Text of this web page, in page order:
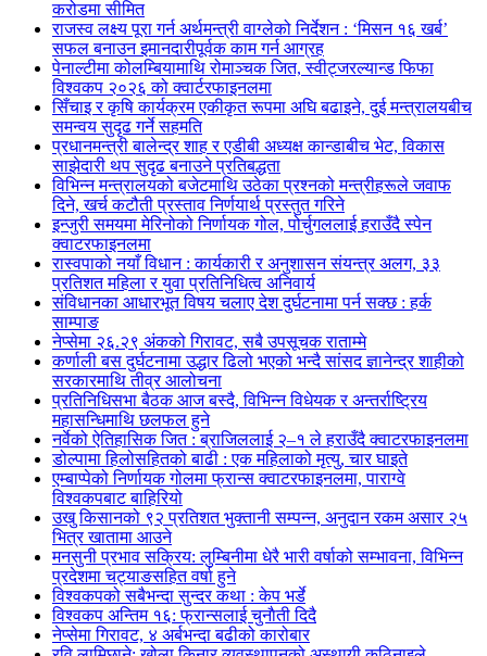
करोडमा सीमित
राजस्व लक्ष्य पूरा गर्न अर्थमन्त्री वाग्लेको निर्देशन : ‘मिसन १६ खर्ब’
सफल बनाउन इमानदारीपूर्वक काम गर्न आग्रह
पेनाल्टीमा कोलम्बियामाथि रोमाञ्चक जित, स्वीट्जरल्यान्ड फिफा
विश्वकप २०२६ को क्वार्टरफाइनलमा
सिँचाइ र कृषि कार्यक्रम एकीकृत रूपमा अघि बढाइने, दुई मन्त्रालयबीच
समन्वय सुदृढ गर्ने सहमति
प्रधानमन्त्री बालेन्द्र शाह र एडीबी अध्यक्ष कान्डाबीच भेट, विकास
साझेदारी थप सुदृढ बनाउने प्रतिबद्धता
विभिन्न मन्त्रालयको बजेटमाथि उठेका प्रश्नको मन्त्रीहरूले जवाफ
दिने, खर्च कटौती प्रस्ताव निर्णयार्थ प्रस्तुत गरिने
इन्जुरी समयमा मेरिनोको निर्णायक गोल, पोर्चुगललाई हराउँदै स्पेन
क्वाटरफाइनलमा
रास्वपाको नयाँ विधान : कार्यकारी र अनुशासन संयन्त्र अलग, ३३
प्रतिशत महिला र युवा प्रतिनिधित्व अनिवार्य
संविधानका आधारभूत विषय चलाए देश दुर्घटनामा पर्न सक्छ : हर्क
साम्पाङ
नेप्सेमा २६.२९ अंकको गिरावट, सबै उपसूचक राताम्मे
कर्णाली बस दुर्घटनामा उद्धार ढिलो भएको भन्दै सांसद ज्ञानेन्द्र शाहीको
सरकारमाथि तीव्र आलोचना
प्रतिनिधिसभा बैठक आज बस्दै, विभिन्न विधेयक र अन्तर्राष्ट्रिय
महासन्धिमाथि छलफल हुने
नर्वेको ऐतिहासिक जित : ब्राजिललाई २–१ ले हराउँदै क्वाटरफाइनलमा
डोल्पामा हिलोसहितको बाढी : एक महिलाको मृत्यु, चार घाइते
एम्बाप्पेको निर्णायक गोलमा फ्रान्स क्वाटरफाइनलमा, पाराग्वे
विश्वकपबाट बाहिरियो
उखु किसानको ९२ प्रतिशत भुक्तानी सम्पन्न, अनुदान रकम असार २५
भित्र खातामा आउने
मनसुनी प्रभाव सक्रिय: लुम्बिनीमा धेरै भारी वर्षाको सम्भावना, विभिन्न
प्रदेशमा चट्याङसहित वर्षा हुने
विश्वकपको सबैभन्दा सुन्दर कथा : केप भर्डे
विश्वकप अन्तिम १६: फ्रान्सलाई चुनाैती दिदै
नेप्सेमा गिरावट, ४ अर्बभन्दा बढीको कारोबार